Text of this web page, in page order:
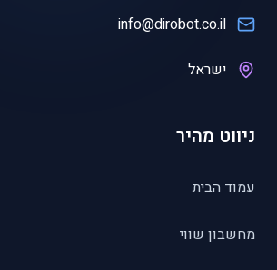
info@dirobot.co.il
ישראל
ניווט מהיר
עמוד הבית
מחשבון שווי